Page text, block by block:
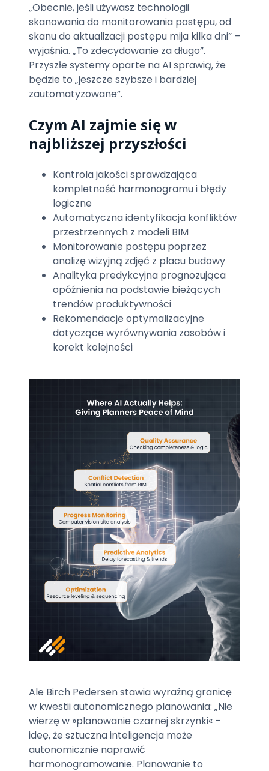
„Obecnie, jeśli używasz technologii
skanowania do monitorowania postępu, od
skanu do aktualizacji postępu mija kilka dni” –
wyjaśnia. „To zdecydowanie za długo”.
Przyszłe systemy oparte na AI sprawią, że
będzie to „jeszcze szybsze i bardziej
zautomatyzowane”.
Czym AI zajmie się w
najbliższej przyszłości
Kontrola jakości sprawdzająca
kompletność harmonogramu i błędy
logiczne
Automatyczna identyfikacja konfliktów
przestrzennych z modeli BIM
Monitorowanie postępu poprzez
analizę wizyjną zdjęć z placu budowy
Analityka predykcyjna prognozująca
opóźnienia na podstawie bieżących
trendów produktywności
Rekomendacje optymalizacyjne
dotyczące wyrównywania zasobów i
korekt kolejności
Ale Birch Pedersen stawia wyraźną granicę
w kwestii autonomicznego planowania: „Nie
wierzę w »planowanie czarnej skrzynki« –
ideę, że sztuczna inteligencja może
autonomicznie naprawić
harmonogramowanie. Planowanie to